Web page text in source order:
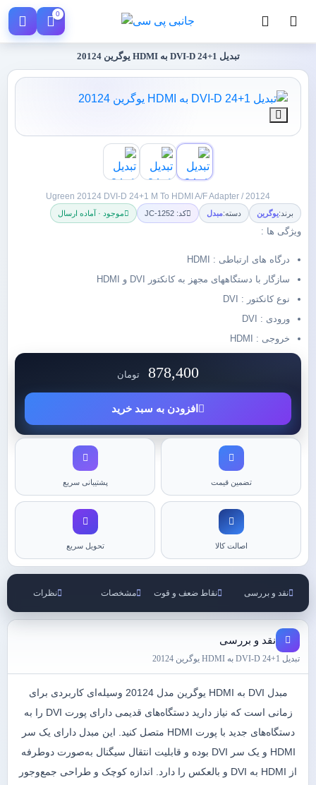
0
تبدیل 1+24 DVI-D به HDMI یوگرین 20124
Ugreen 20124 DVI-D 24+1 M To HDMI A/F Adapter / 20124
برند:یوگرین دسته:مبدل کد: JC-1252 موجود · آماده ارسال
ویژگی ها :
درگاه های ارتباطی : HDMI
سازگار با دستگاههای مجهز به کانکتور DVI و HDMI
نوع کانکتور : DVI
ورودی : DVI
خروجی : HDMI
878,400 تومان
افزودن به سبد خرید
تضمین قیمت پشتیبانی سریع
اصالت کالا تحویل سریع
نقد و بررسی نقاط ضعف و قوت مشخصات نظرات
نقد و بررسی
تبدیل 1+24 DVI-D به HDMI یوگرین 20124
مبدل DVI به HDMI یوگرین مدل 20124 وسیله‌ای کاربردی برای
زمانی است که نیاز دارید دستگاه‌های قدیمی دارای پورت DVI را به
دستگاه‌های جدید با پورت HDMI متصل کنید. این مبدل دارای یک سر
HDMI و یک سر DVI بوده و قابلیت انتقال سیگنال به‌صورت دوطرفه
از HDMI به DVI و بالعکس را دارد. اندازه کوچک و طراحی جمع‌وجور